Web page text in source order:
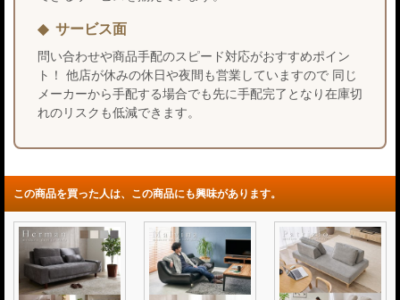
サービス面
問い合わせや商品手配のスピード対応がおすすめポイン
ト！ 他店が休みの休日や夜間も営業していますので 同じ
メーカーから手配する場合でも先に手配完了となり在庫切
れのリスクも低減できます。
この商品を買った人は、この商品にも興味があります。